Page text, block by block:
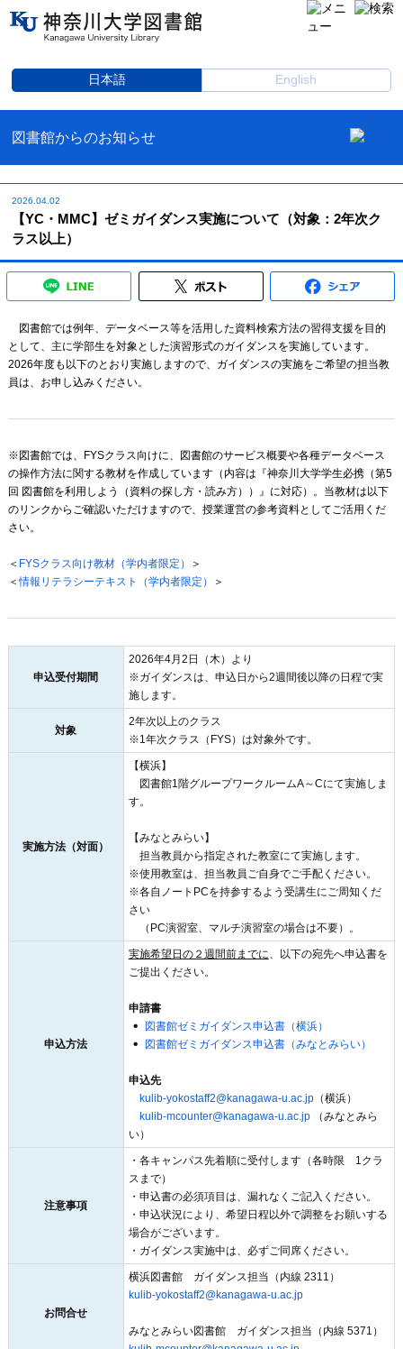
日本語 English
図書館からのお知らせ
2026.04.02
【YC・MMC】ゼミガイダンス実施について（対象：2年次ク
ラス以上）
図書館では例年、データベース等を活用した資料検索方法の習得支援を目的
として、主に学部生を対象とした演習形式のガイダンスを実施しています。
2026年度も以下のとおり実施しますので、ガイダンスの実施をご希望の担当教
員は、お申し込みください。
※図書館では、FYSクラス向けに、図書館のサービス概要や各種データベース
の操作方法に関する教材を作成しています（内容は『神奈川大学学生必携（第5
回 図書館を利用しよう（資料の探し方・読み方））』に対応）。当教材は以下
のリンクからご確認いただけますので、授業運営の参考資料としてご活用くだ
さい。
＜ FYSクラス向け教材（学内者限定）
＞
＜情報リテラシーテキスト（学内者限定） ＞
申込受付期間
2026年4月2日（木）より
※ガイダンスは、申込日から2週間後以降の日程で実
施します。
対象
2年次以上のクラス
※1年次クラス（FYS）は対象外です。
実施方法（対面）
【横浜】
図書館1階グループワークルームA～Cにて実施しま
す。
【みなとみらい】
担当教員から指定された教室にて実施します。
※使用教室は、担当教員ご自身でご手配ください。
※各自ノートPCを持参するよう受講生にご周知くだ
さい
（PC演習室、マルチ演習室の場合は不要）。
申込方法
実施希望日の２週間前までに、以下の宛先へ申込書を
ご提出ください。
申請書
図書館ゼミガイダンス申込書（横浜）
図書館ゼミガイダンス申込書（みなとみらい）
申込先
kulib-yokostaff2@kanagawa-u.ac.jp（横浜）
kulib-mcounter@kanagawa-u.ac.jp
（みなとみら
い）
注意事項
・各キャンパス先着順に受付します（各時限 1クラ
スまで）
・申込書の必須項目は、漏れなくご記入ください。
・申込状況により、希望日程以外で調整をお願いする
場合がございます。
・ガイダンス実施中は、必ずご同席ください。
お問合せ
横浜図書館 ガイダンス担当（内線 2311）
kulib-yokostaff2@kanagawa-u.ac.jp
みなとみらい図書館 ガイダンス担当（内線 5371）